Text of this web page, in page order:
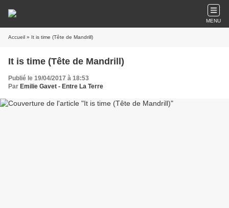
MENU
Accueil » It is time (Tête de Mandrill)
It is time (Tête de Mandrill)
Publié le 19/04/2017 à 18:53
Par Emilie Gavet - Entre La Terre